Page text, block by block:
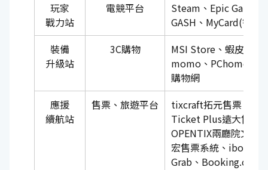
玩家
戰力站
電競平台
Steam、Epic Games
GASH、MyCard(智冠
裝備
升級站
3C購物
MSI Store、蝦皮購物
momo、PChome、
購物網
應援
續航站
售票、旅遊平台
tixcraft拓元售票、
Ticket Plus遠大售票
OPENTIX兩廳院文化
宏售票系統、ibon售
Grab、Booking.com